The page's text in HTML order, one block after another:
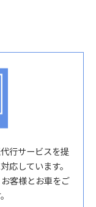
行サービスを提
応しています。
客様とお車をご